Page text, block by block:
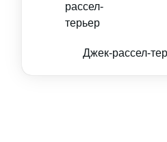
Джек-рассел-